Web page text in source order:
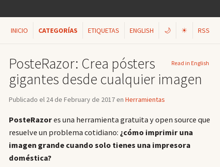
INICIO CATEGORÍAS ETIQUETAS ENGLISH 🌙 ☀ RSS
Read in English
PosteRazor: Crea pósters
gigantes desde cualquier imagen
Publicado el 24 de February de 2017 en Herramientas
PosteRazores una herramienta gratuita y open source que
resuelve un problema cotidiano: ¿cómo imprimir una
imagen grande cuando solo tienes una impresora
doméstica?